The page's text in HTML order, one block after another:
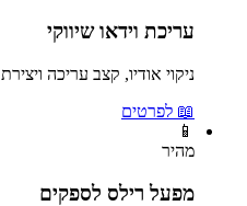
עריכת וידאו שיווקי
ניקוי אודיו, קצב עריכה
📖 לפרטים
📱
מהיר
מפעל רילס לספקים